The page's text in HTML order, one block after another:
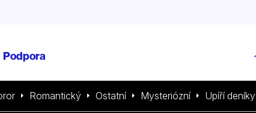
Podpora
Romantický Ostatní Mysteriózní Upíří deníky